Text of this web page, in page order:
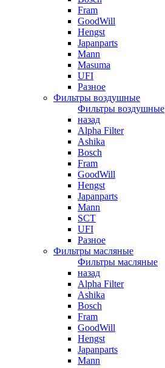
Fram
GoodWill
Hengst
Japanparts
Mann
Masuma
UFI
Разное
Фильтры воздушные
Фильтры воздушные
назад
Alpha Filter
Ashika
Bosch
Fram
GoodWill
Hengst
Japanparts
Mann
SCT
UFI
Разное
Фильтры масляные
Фильтры масляные
назад
Alpha Filter
Ashika
Bosch
Fram
GoodWill
Hengst
Japanparts
Mann